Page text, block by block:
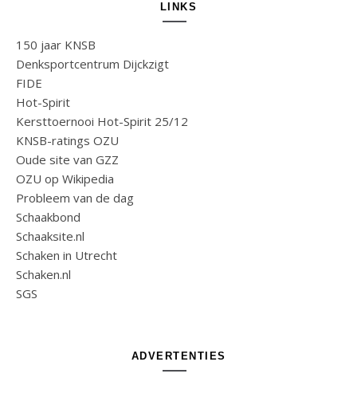
LINKS
150 jaar KNSB
Denksportcentrum Dijckzigt
FIDE
Hot-Spirit
Kersttoernooi Hot-Spirit 25/12
KNSB-ratings OZU
Oude site van GZZ
OZU op Wikipedia
Probleem van de dag
Schaakbond
Schaaksite.nl
Schaken in Utrecht
Schaken.nl
SGS
ADVERTENTIES